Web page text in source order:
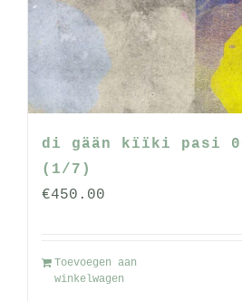
di gään kïïki pasi
(1/7)
€450.00
Toevoegen aan
winkelwagen